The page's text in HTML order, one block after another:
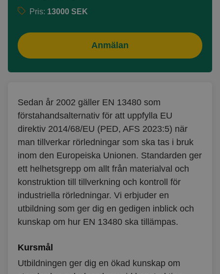
Sedan år 2002 gäller EN 13480 som
förstahandsalternativ för att uppfylla EU
direktiv 2014/68/EU (PED, AFS 2023:5) när
man tillverkar rörledningar som ska tas i bruk
inom den Europeiska Unionen. Standarden ger
ett helhetsgrepp om allt från materialval och
konstruktion till tillverkning och kontroll för
industriella rörledningar. Vi erbjuder en
utbildning som ger dig en gedigen inblick och
kunskap om hur EN 13480 ska tillämpas.
Kursmål
Utbildningen ger dig en ökad kunskap om
Pris: 13000 SEK
Anmälan